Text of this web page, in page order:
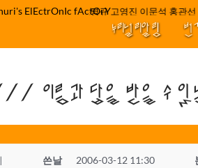
ElEctrOnIc fActOrY
박정관 조명규 고영진 이문석 홍관
누리널리알림 번
이름과 답을 받을 수 있는
쓴날 2006-03-12 11:30